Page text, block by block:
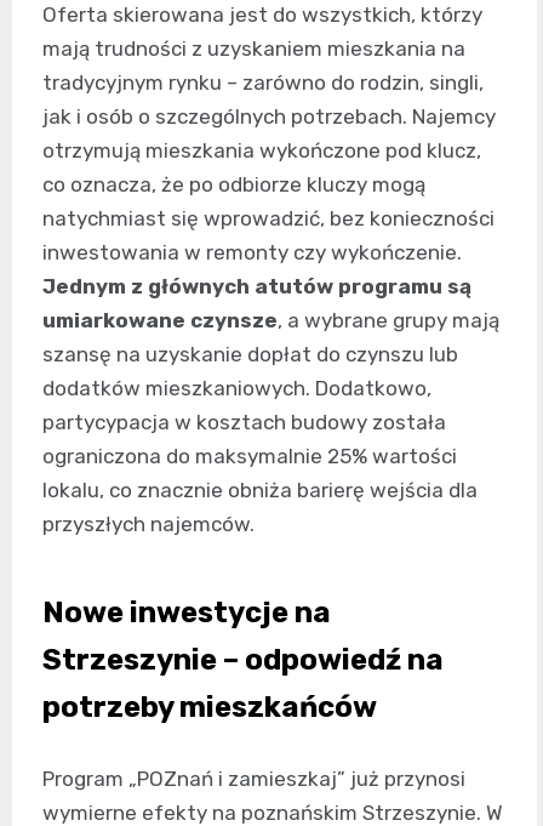
Oferta skierowana jest do wszystkich, którzy
mają trudności z uzyskaniem mieszkania na
tradycyjnym rynku – zarówno do rodzin, singli,
jak i osób o szczególnych potrzebach. Najemcy
otrzymują mieszkania wykończone pod klucz,
co oznacza, że po odbiorze kluczy mogą
natychmiast się wprowadzić, bez konieczności
inwestowania w remonty czy wykończenie.
Jednym z głównych atutów programu są
umiarkowane czynsze, a wybrane grupy mają
szansę na uzyskanie dopłat do czynszu lub
dodatków mieszkaniowych. Dodatkowo,
partycypacja w kosztach budowy została
ograniczona do maksymalnie 25% wartości
lokalu, co znacznie obniża barierę wejścia dla
przyszłych najemców.
Nowe inwestycje na
Strzeszynie – odpowiedź na
potrzeby mieszkańców
Program „POZnań i zamieszkaj” już przynosi
wymierne efekty na poznańskim Strzeszynie. W